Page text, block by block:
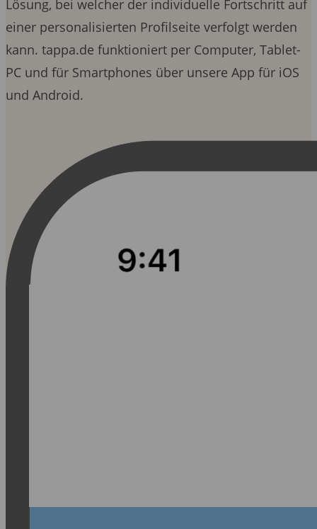
Lösung, bei welcher der individuelle Fortschritt auf
einer personalisierten Profilseite verfolgt werden
kann. tappa.de funktioniert per Computer, Tablet-
PC und für Smartphones über unsere App für iOS
und Android.